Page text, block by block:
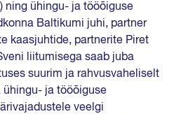
ning ühingu- ja tööõiguse
Baltikumi juhi, partner
kaasjuhtide, partnerite Piret
liitumisega saab juba
suurim ja rahvusvaheliselt
ühingu- ja tööõiguse
veelgi